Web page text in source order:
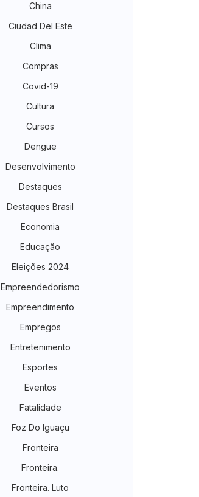
China
Ciudad Del Este
Clima
Compras
Covid-19
Cultura
Cursos
Dengue
Desenvolvimento
Destaques
Destaques Brasil
Economia
Educação
Eleições 2024
Empreendedorismo
Empreendimento
Empregos
Entretenimento
Esportes
Eventos
Fatalidade
Foz Do Iguaçu
Fronteira
Fronteira.
Fronteira. Luto